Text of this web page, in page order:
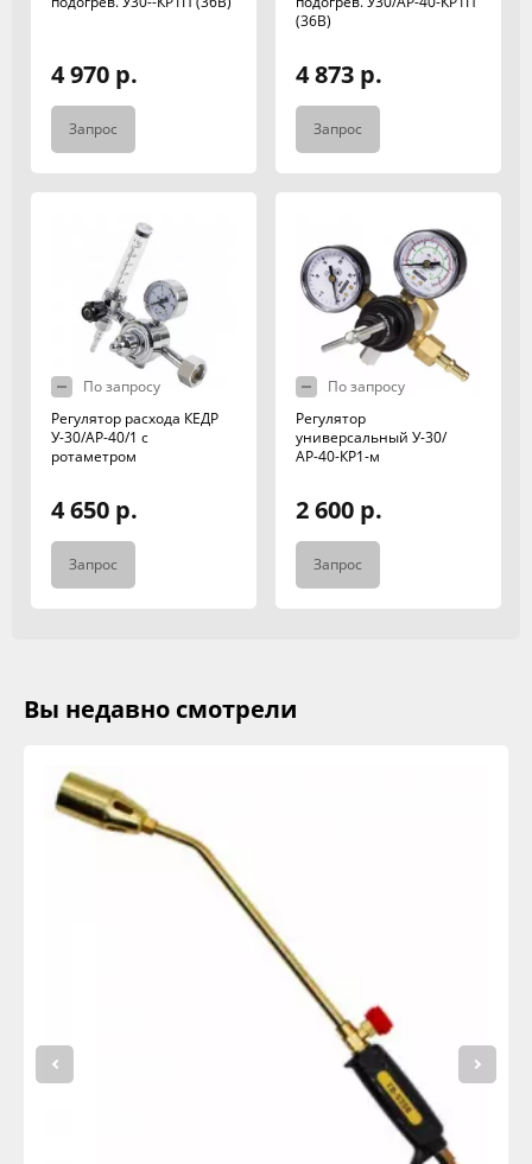
4 970 р.
Запрос
(36В)
4 873 р.
Запрос
По запросу
Регулятор расхода КЕДР
У-30/АР-40/1 с
ротаметром
4 650 р.
Запрос
По запросу
Регулятор
универсальный У-30/
АР-40-КР1-м
2 600 р.
Запрос
Вы недавно смотрели